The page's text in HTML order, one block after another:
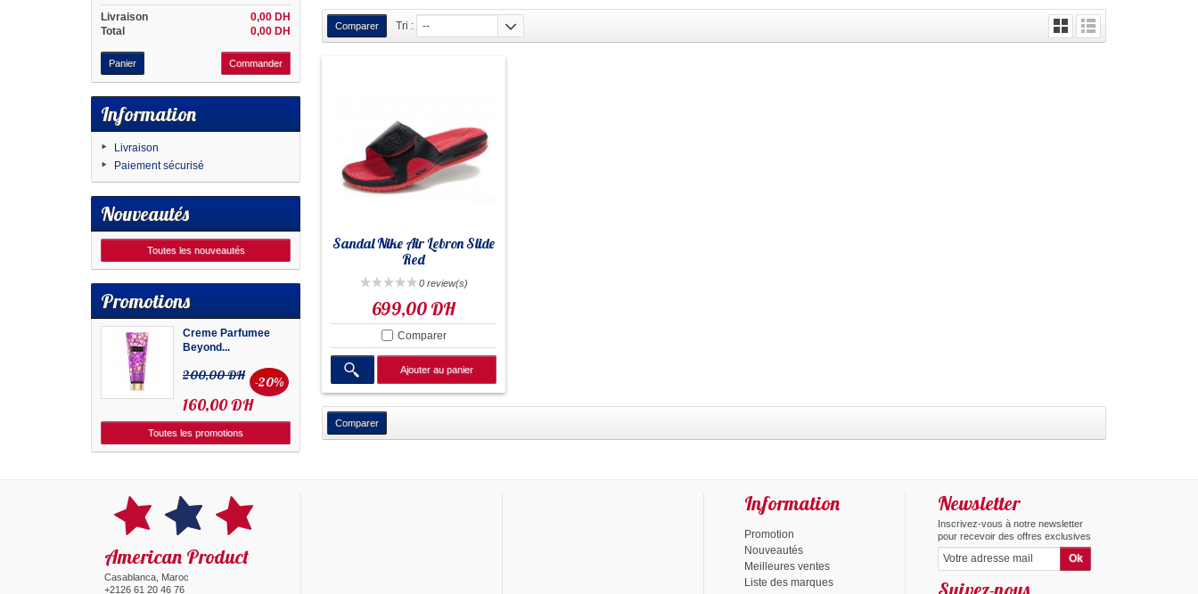
0,00 DH
Livraison
0,00 DH
Total
Panier Commander
Information
Livraison
Paiement sécurisé
Nouveautés
Toutes les nouveautés
Promotions
Creme Parfumee
Beyond...
200,00 DH -20%
160,00 DH
Toutes les promotions
Tri : --
Sandal Nike Air Lebron Slide
Red
0 review(s)
699,00 DH
Comparer
Ajouter au panier
American Product
Casablanca, Maroc
+2126 61 20 46 76
Information
Promotion
Nouveautés
Meilleures ventes
Liste des marques
Newsletter
Inscrivez-vous à notre newsletter
pour recevoir des offres exclusives